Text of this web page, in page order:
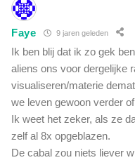
i
s
?
Faye 9 jaren geleden
Ik ben blij dat ik zo gek
aliens ons voor dergelijke
visualiseren/materie
we leven gewoon verder
Ik weet het zeker, als ze
zelf al 8x opgeblazen.
De cabal zou niets liever